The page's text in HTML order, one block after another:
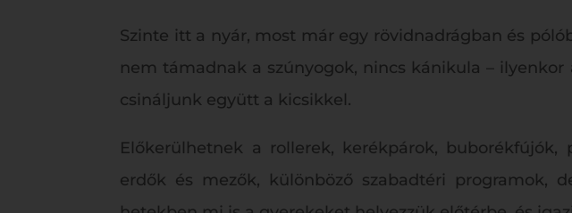
Szinte itt a nyár, most már egy rövidnadrágban és
nem támadnak a szúnyogok, nincs kánikula –
csináljunk együtt a kicsikkel.
Előkerülhetnek a rollerek, kerékpárok,
erdők és mezők, különböző szabadtéri programok,